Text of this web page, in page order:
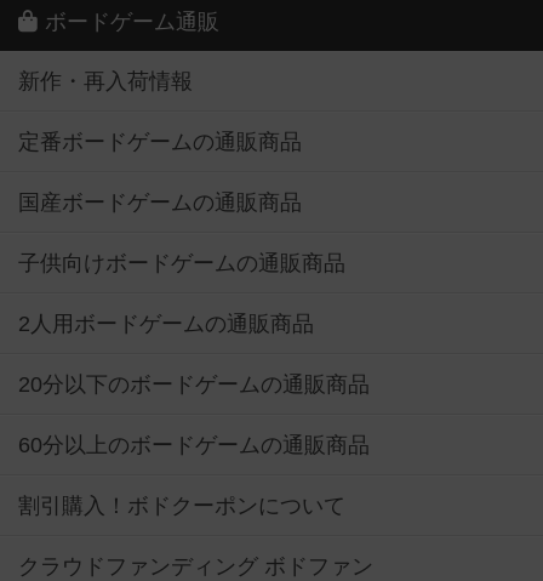
ボードゲーム通販
新作・再入荷情報
定番ボードゲームの通販商品
国産ボードゲームの通販商品
子供向けボードゲームの通販商品
2人用ボードゲームの通販商品
20分以下のボードゲームの通販商品
60分以上のボードゲームの通販商品
割引購入！ボドクーポンについて
クラウドファンディング ボドファン